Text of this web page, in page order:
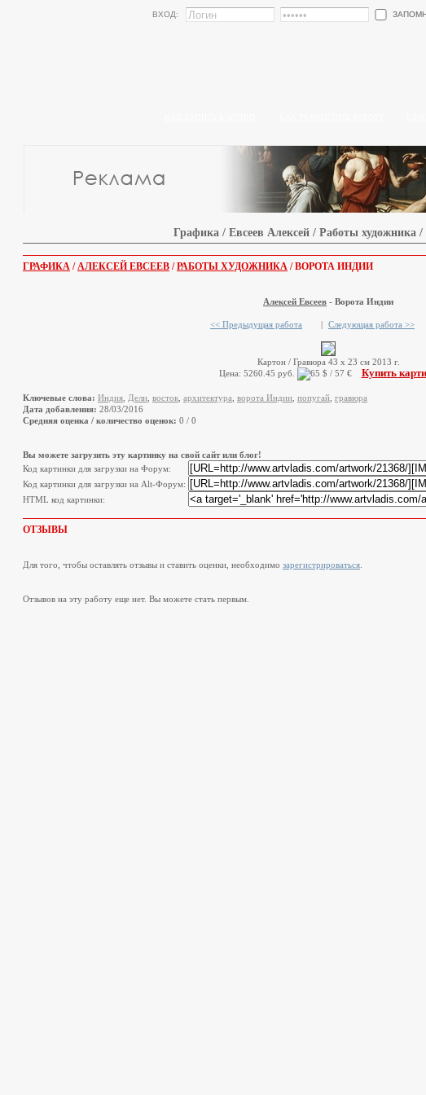
ВХОД:
Графика / Евсеев Алексей / Работы художника
ГРАФИКА /АЛЕКСЕЙ ЕВСЕЕВ /РАБОТЫ ХУДОЖНИКА / ВОРОТА ИНДИИ
Алексей Евсеев - Ворота Индии
<< Предыдущая работа | Следующая работа >>
Картон / Гравюра 43 х 23 см 2013 г.
Цена: 5260.45 руб.
Купить
Ключевые слова: Индия Дели восток архитектура ворота Индии попугай гравюра
Дата добавления: 28/03/2016
Средняя оценка / количество оценок: 0 / 0
Вы можете загрузить эту картинку на свой сайт или блог!
Код картинки для загрузки на Форум:
Код картинки для загрузки на Alt-Форум:
HTML код картинки:
ОТЗЫВЫ
Для того, чтобы оставлять отзывы и ставить оценки, необходимо зарегистрироваться
Отзывов на эту работу еще нет. Вы можете стать первым.